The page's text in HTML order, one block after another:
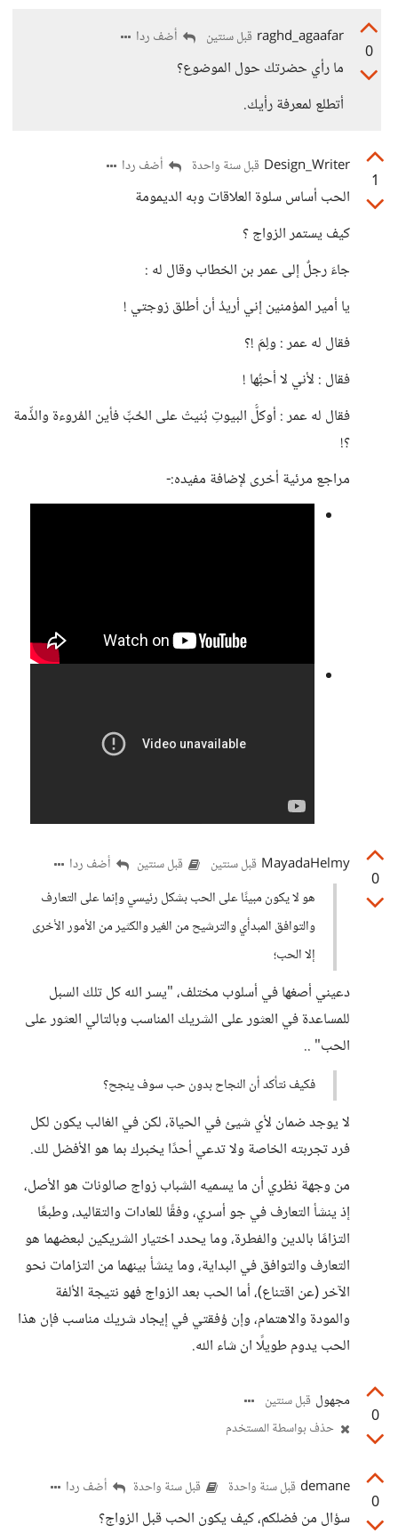
0
raghd_agaafar قبل سنتين أضف ردا
ما رأي حضرتك حول الموضوع؟
أتطلع لمعرفة رأيك.
1
Design_Writer قبل سنة واحدة أضف ردا
الحب أساس سلوة العلاقات وبه الديمومة
كيف يستمر الزواج ؟
جاءَ رجلٌ إلى عمر بن الخطاب وقال له :
يا أمير المؤمنين إني أريدُ أن أطلق زوجتي !
فقال له عمر : ولِمَ !؟
فقال : لأني لا أحبُّها !
فقال له عمر : أوكلُّ البيوتِ بُنيتْ على الحُبِّ فأين المُروءة والذِّمة
؟!
مراجع مرئية أخرى لإضافة مفيده:-
0
MayadaHelmy قبل سنتين قبل سنتين
أضف ردا
هو لا يكون مبينًا على الحب بشكل رئيسي وإنما على التعارف
والتوافق المبدأي والترشيح من الغير والكثير من الأمور الأخرى
إلا الحب؛
دعيني أصغها في أسلوب مختلف، "يسر الله كل تلك السبل
للمساعدة في العثور على الشريك المناسب وبالتالي العثور على
الحب" ..
فكيف نتأكد أن النجاح بدون حب سوف ينجح؟
لا يوجد ضمان لأي شيئ في الحياة، لكن في الغالب يكون لكل
فرد تجربته الخاصة ولا تدعي أحدًا يخبرك بما هو الأفضل لك.
من وجهة نظري أن ما يسميه الشباب زواج صالونات هو الأصل،
إذ ينشأ التعارف في جو أسري، وفقًا للعادات والتقاليد، وطبعًا
التزامًا بالدين والفطرة، وما يحدد اختيار الشريكين لبعضهما هو
التعارف والتوافق في البداية، وما ينشأ بينهما من التزامات نحو
الآخر (عن اقتناع)، أما الحب بعد الزواج فهو نتيجة الألفة
والمودة والاهتمام، وإن وُفقتي في إيجاد شريك مناسب فإن هذا
الحب يدوم طويلًا ان شاء الله.
0
مجهول قبل سنتين
حذف بواسطة المستخدم
0
demane قبل سنة واحدة قبل سنة واحدة أضف ردا
سؤال من فضلكم، كيف يكون الحب قبل الزواج؟